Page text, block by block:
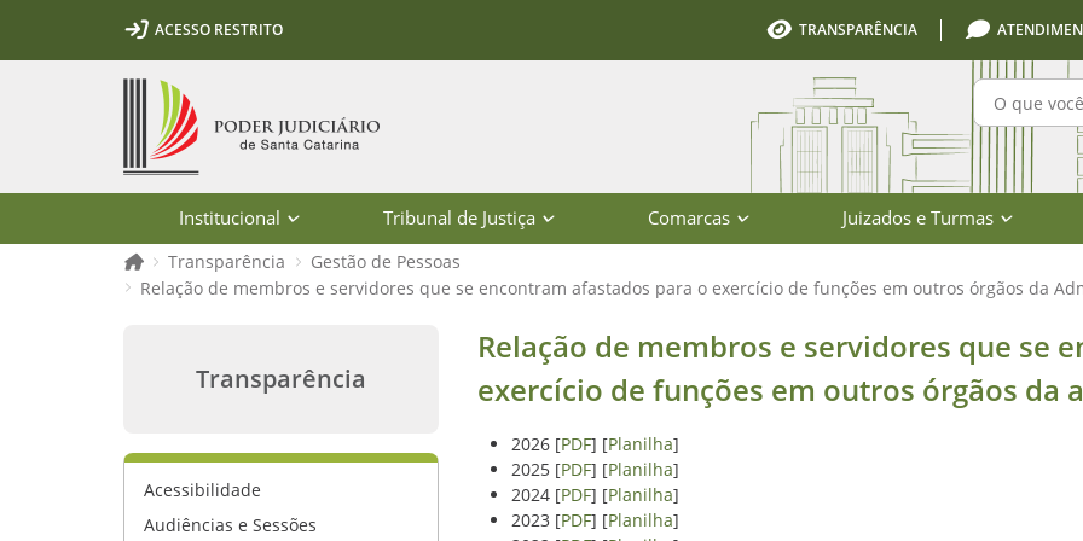
Ir para o conteúdo
Ir para a ferramenta de acessibilidade - Rybená
Ir para o menu principal
Ir para a pesquisa
Ir para o rodapé
Ir para a página inicialACESSO RESTRITO TRANSPARÊNCIA
Institucional Tribunal de Justiça Comarcas Juizados e Turmas
Página inicial
Transparência
Gestão de Pessoas
Relação de membros e servidores que se encontram afastados para o exercício de funções em outros órgãos da
Relação de membros e servidores que se encontram afastados para
Transparência
Acessibilidade
Audiências e Sessões
Relação de membros e servidores que se
exercício de funções em outros órgãos da
2026 [PDF] [Planilha]
2025 [PDF] [Planilha]
2024 [PDF] [Planilha]
2023 [PDF] [Planilha]